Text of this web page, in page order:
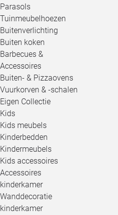
Parasols
Tuinmeubelhoezen
Buitenverlichting
Buiten koken
Barbecues &
Accessoires
Buiten- & Pizzaovens
Vuurkorven & -schalen
Eigen Collectie
Kids
Kids meubels
Kinderbedden
Kindermeubels
Kids accessoires
Accessoires
kinderkamer
Wanddecoratie
kinderkamer